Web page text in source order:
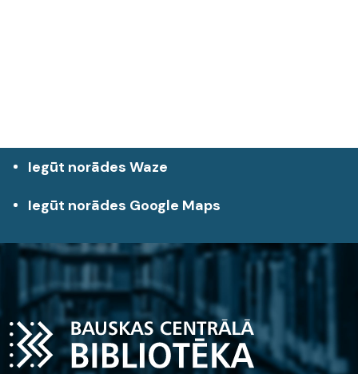
Iegūt norādes Waze
Iegūt norādes Google Maps